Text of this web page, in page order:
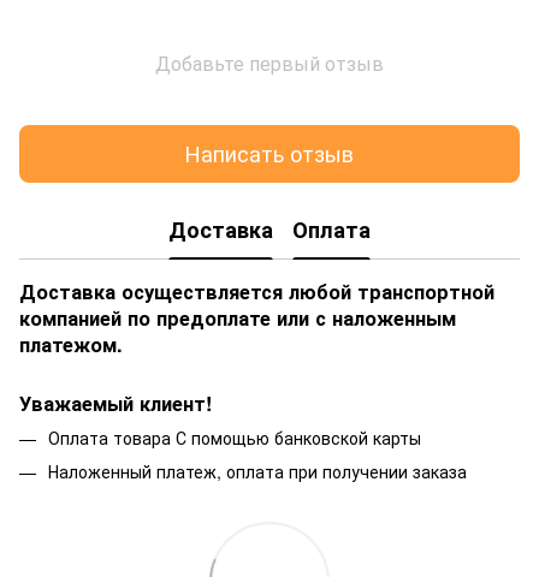
Добавьте первый отзыв
Написать отзыв
Доставка Оплата
Доставка осуществляется любой транспортной
компанией по предоплате или с наложенным
платежом.
Уважаемый клиент!
Оплата товара С помощью банковской карты
Наложенный платеж, оплата при получении заказа